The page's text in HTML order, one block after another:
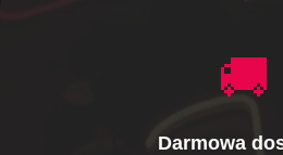
🚚
Darmowa